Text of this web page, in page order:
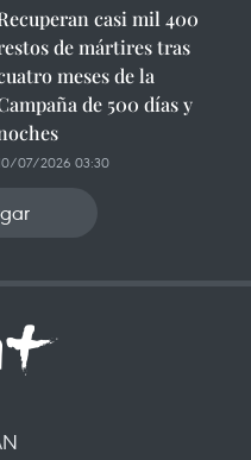
casi mil 400
de mártires tras
meses de la
de 500 días y
07/2026 03:30